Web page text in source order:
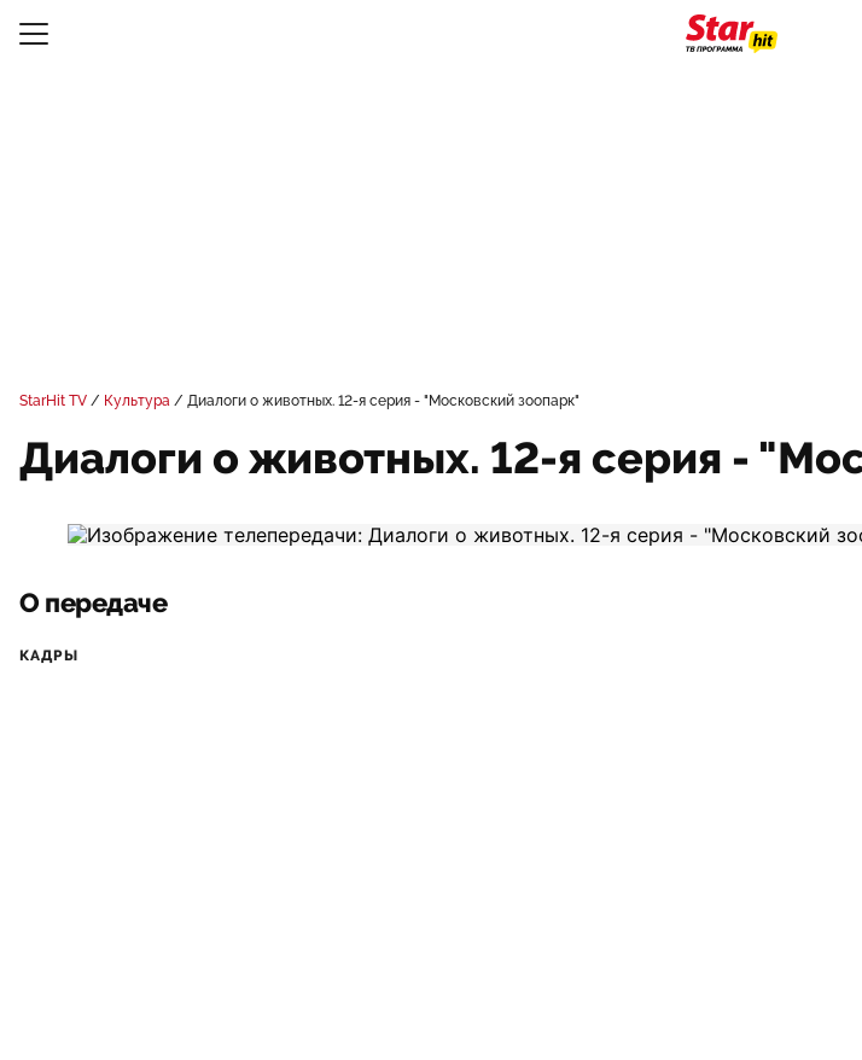
StarHit TV Культура Диалоги о животных. 12-я серия - "Московский зоопарк"
Диалоги о животных. 12-я серия -
О передаче
КАДРЫ